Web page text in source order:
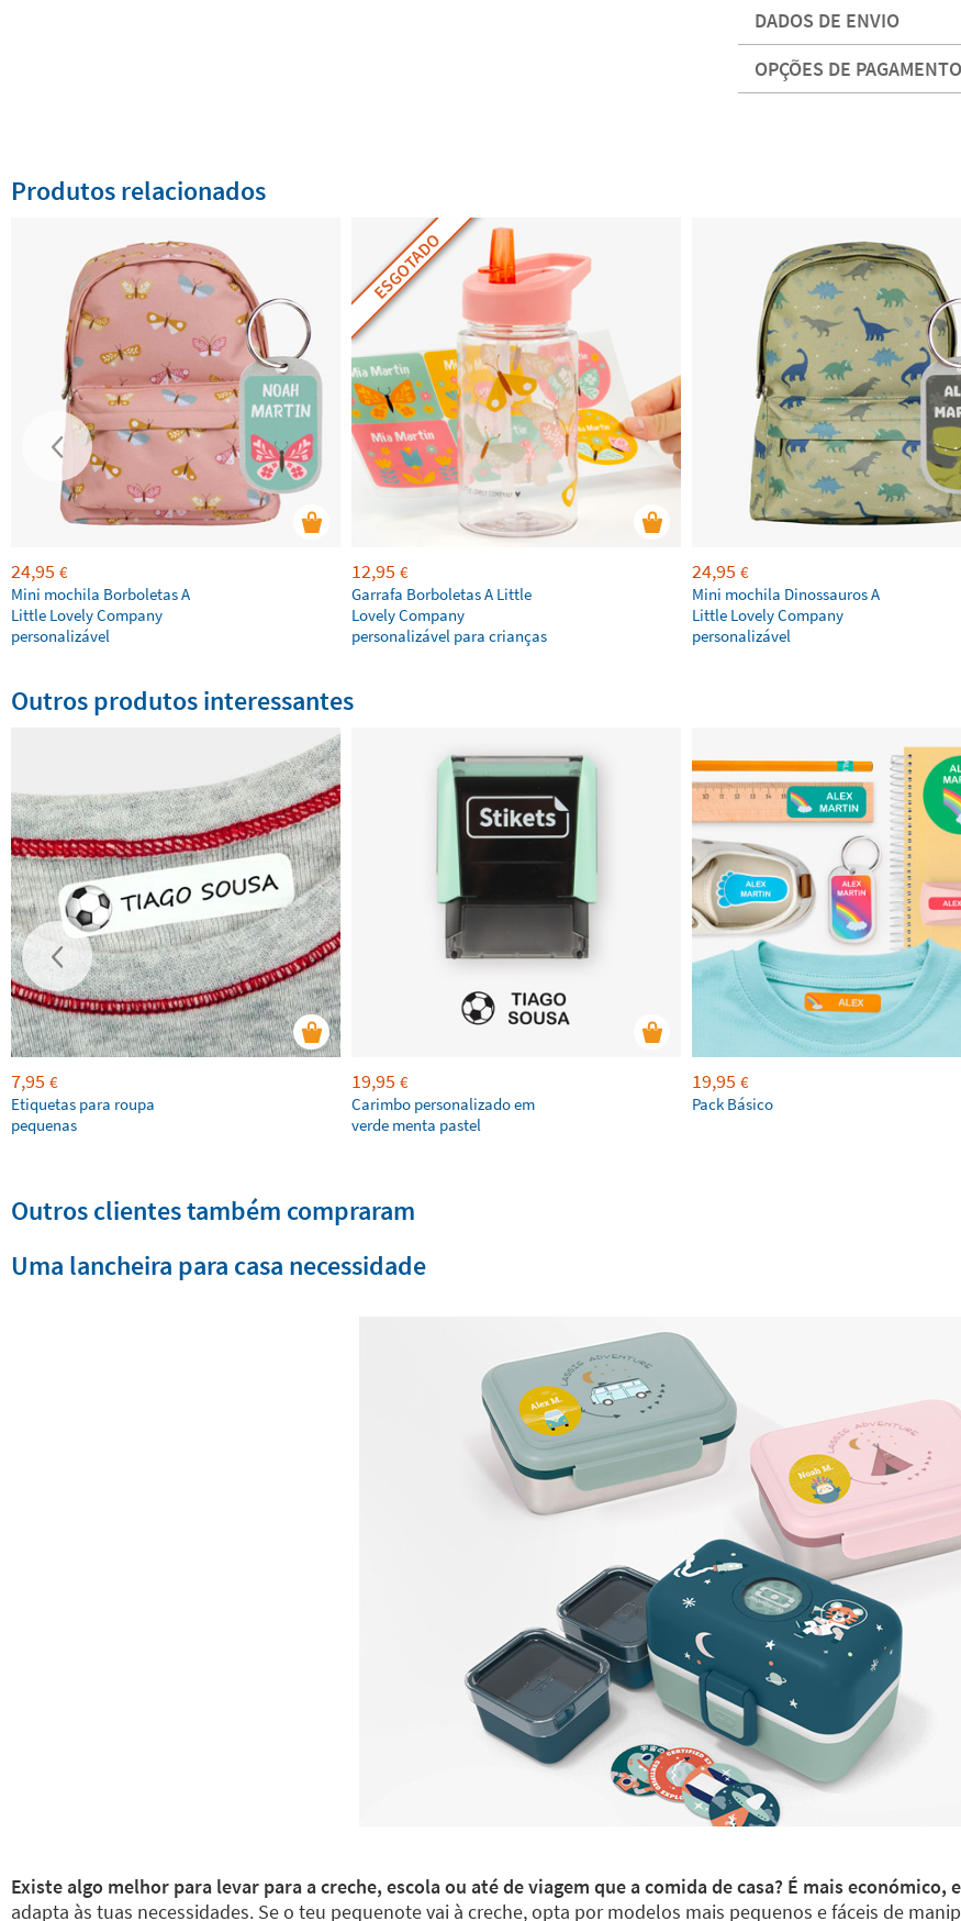
DADOS DE ENVIO
OPÇÕES DE PAGAMENTO
Produtos relacionados
24,95 €
Mini mochila Borboletas A
Little Lovely Company
personalizável
ESGOTADO
12,95 €
Garrafa Borboletas A Little
Lovely Company
personalizável para crianças
24,95 €
Mini mochila Dinossauros A
Little Lovely Company
personalizável
Outros produtos interessantes
7,95 €
Etiquetas para roupa
pequenas
19,95 €
Carimbo personalizado em
verde menta pastel
19,95 €
Pack Básico
Outros clientes também compraram
Uma lancheira para casa necessidade
Existe algo melhor para levar para a creche, escola ou até de viagem que a comida de casa? É mais económico,
adapta às tuas necessidades. Se o teu pequenote vai à creche, opta por modelos mais pequenos e fáceis de